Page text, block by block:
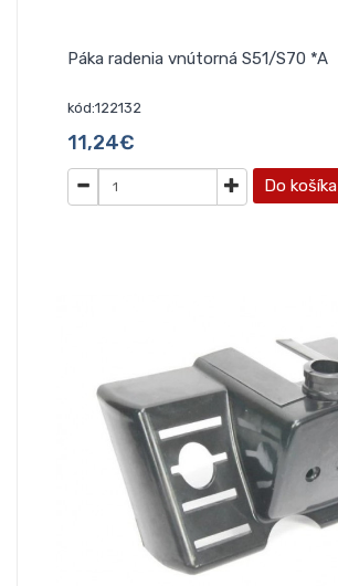
Páka radenia vnútorná S51/S70 *A
kód:122132
11,24€
Do košíka